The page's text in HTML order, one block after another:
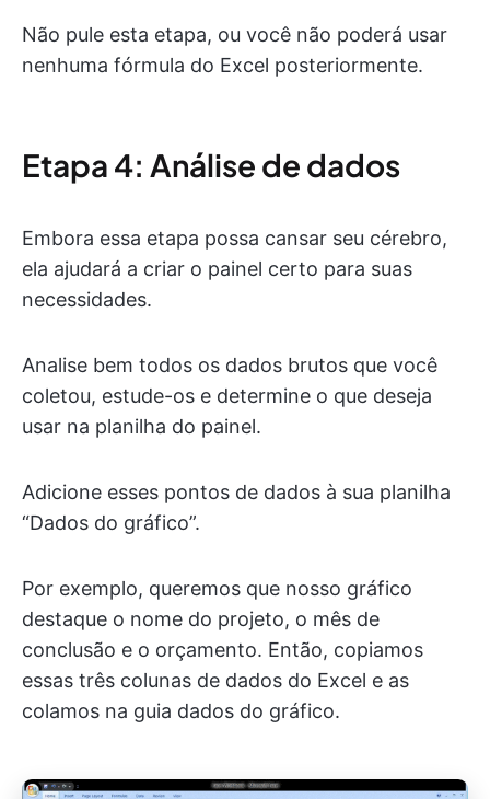
Não pule esta etapa, ou você não poderá usar
nenhuma fórmula do Excel posteriormente.
Etapa 4: Análise de dados
Embora essa etapa possa cansar seu cérebro,
ela ajudará a criar o painel certo para suas
necessidades.
Analise bem todos os dados brutos que você
coletou, estude-os e determine o que deseja
usar na planilha do painel.
Adicione esses pontos de dados à sua planilha
“Dados do gráfico”.
Por exemplo, queremos que nosso gráfico
destaque o nome do projeto, o mês de
conclusão e o orçamento. Então, copiamos
essas três colunas de dados do Excel e as
colamos na guia dados do gráfico.